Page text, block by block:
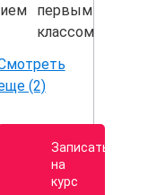
первым
классом
(2)
Записаться
на
курс